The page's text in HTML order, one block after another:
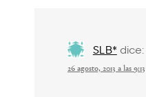
SLB* dice:
26 agosto, 2013 a las 9:13